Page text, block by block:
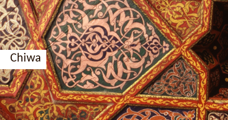
Chiwa